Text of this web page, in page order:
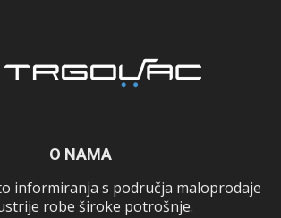
O NAMA
informiranja s područja maloprodaje
robe široke potrošnje.